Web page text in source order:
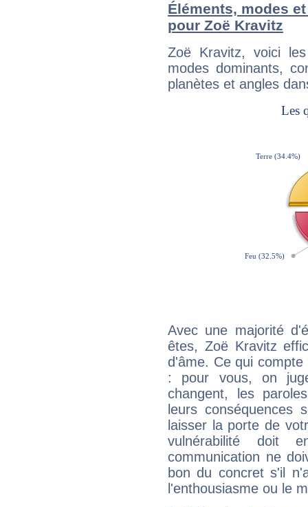
Éléments, modes
pour Zoë Kravitz
Zoë Kravitz, voici
modes dominants,
planètes et angles
Avec une majorité
êtes, Zoë Kravitz
d'âme. Ce qui
: pour vous, on
changent, les
leurs conséquences
laisser la porte de
vulnérabilité doit
communication ne
bon du concret s'il
l'enthousiasme ou le